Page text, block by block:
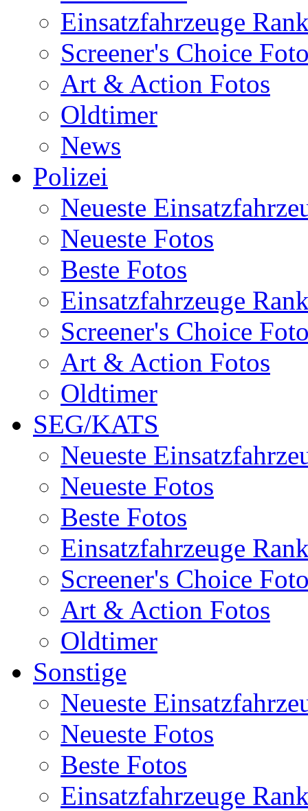
Einsatzfahrzeuge
Screener's Choice
Art & Action Fotos
Oldtimer
News
Polizei
Neueste
Neueste Fotos
Beste Fotos
Einsatzfahrzeuge
Screener's Choice
Art & Action Fotos
Oldtimer
SEG/KATS
Neueste
Neueste Fotos
Beste Fotos
Einsatzfahrzeuge
Screener's Choice
Art & Action Fotos
Oldtimer
Sonstige
Neueste
Neueste Fotos
Beste Fotos
Einsatzfahrzeuge